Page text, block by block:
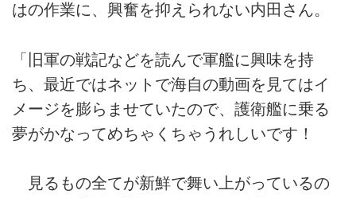
はの作業に、興奮を抑えられない内田さん。
「旧軍の戦記などを読んで軍艦に興味を持
ち、最近ではネットで海自の動画を見てはイ
メージを膨らませていたので、護衛艦に乗る
夢がかなってめちゃくちゃうれしいです！
見るもの全てが新鮮で舞い上がっているの